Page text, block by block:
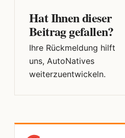
Hat Ihnen dieser
Beitrag gefallen?
Ihre Rückmeldung hilft
uns, AutoNatives
weiterzuentwickeln.